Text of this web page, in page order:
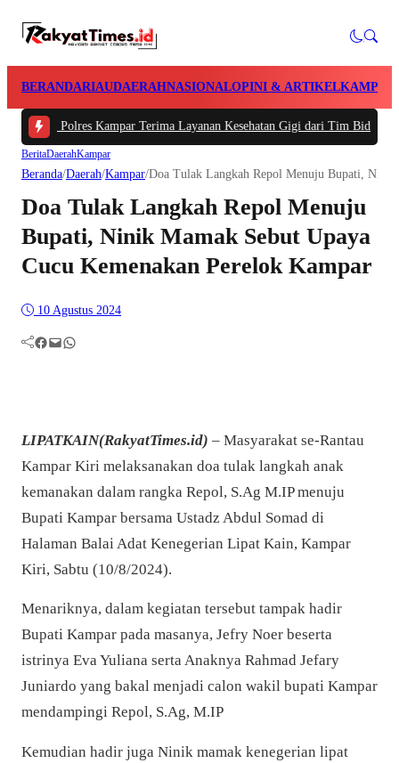
BERANDARIAUDAERAHNASIONALOPINI & ARTIKELKAMPAR
Polres Kampar Terima Layanan Kesehatan Gigi dari Tim Biddokkes
BeritaDaerahKampar
Beranda/Daerah/Kampar/Doa Tulak Langkah Repol Menuju Bupati, Ninik
Doa Tulak Langkah Repol Menuju
Bupati, Ninik Mamak Sebut Upaya
Cucu Kemenakan Perelok Kampar
10 Agustus 2024
Facebook Mail WhatsApp
LIPATKAIN(RakyatTimes.id) – Masyarakat se-Rantau
Kampar Kiri melaksanakan doa tulak langkah anak
kemanakan dalam rangka Repol, S.Ag M.IP menuju
Bupati Kampar bersama Ustadz Abdul Somad di
Halaman Balai Adat Kenegerian Lipat Kain, Kampar
Kiri, Sabtu (10/8/2024).
Menariknya, dalam kegiatan tersebut tampak hadir
Bupati Kampar pada masanya, Jefry Noer beserta
istrinya Eva Yuliana serta Anaknya Rahmad Jefary
Juniardo yang bakal menjadi calon wakil bupati Kampar
mendampingi Repol, S.Ag, M.IP
Kemudian hadir juga Ninik mamak kenegerian lipat